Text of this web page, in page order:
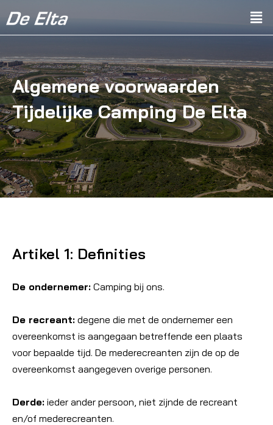
Algemene voorwaarden
Tijdelijke Camping De Elta
Artikel 1: Definities
De ondernemer: Camping bij ons.
De recreant: degene die met de ondernemer een
overeenkomst is aangegaan betreffende een plaats
voor bepaalde tijd. De mederecreanten zijn de op de
overeenkomst aangegeven overige personen.
Derde: ieder ander persoon, niet zijnde de recreant
en/of mederecreanten.